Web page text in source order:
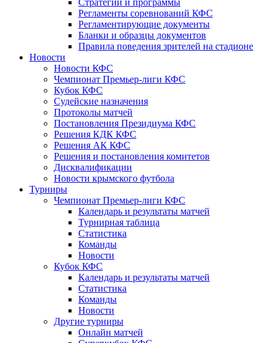
Стратегии и программы
Регламенты соревнований КФС
Регламентирующие документы
Бланки и образцы документов
Правила поведения зрителей на стадионе
Новости
Новости КФС
Чемпионат Премьер-лиги КФС
Кубок КФС
Судейские назначения
Протоколы матчей
Постановления Президиума КФС
Решения КДК КФС
Решения АК КФС
Решения и постановления комитетов
Дисквалификации
Новости крымского футбола
Турниры
Чемпионат Премьер-лиги КФС
Календарь и результаты матчей
Турнирная таблица
Статистика
Команды
Новости
Кубок КФС
Календарь и результаты матчей
Статистика
Команды
Новости
Другие турниры
Онлайн матчей